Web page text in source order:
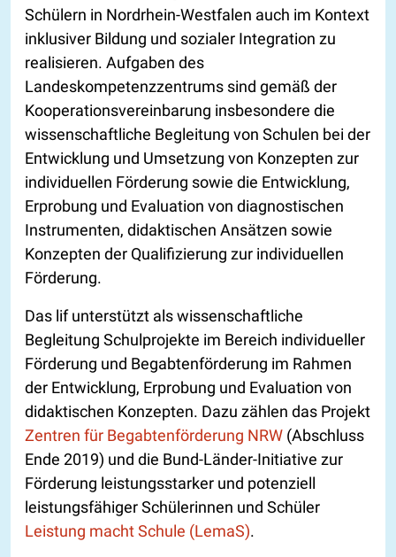
Schülern in Nordrhein-Westfalen auch im Kontext
inklusiver Bildung und sozialer Integration zu
realisieren. Aufgaben des
Landeskompetenzzentrums sind gemäß der
Kooperationsvereinbarung insbesondere die
wissenschaftliche Begleitung von Schulen bei der
Entwicklung und Umsetzung von Konzepten zur
individuellen Förderung sowie die Entwicklung,
Erprobung und Evaluation von diagnostischen
Instrumenten, didaktischen Ansätzen sowie
Konzepten der Qualifizierung zur individuellen
Förderung.
Das lif unterstützt als wissenschaftliche
Begleitung Schulprojekte im Bereich individueller
Förderung und Begabtenförderung im Rahmen
der Entwicklung, Erprobung und Evaluation von
didaktischen Konzepten. Dazu zählen das Projekt
Zentren für Begabtenförderung NRW (Abschluss
Ende 2019) und die Bund-Länder-Initiative zur
Förderung leistungsstarker und potenziell
leistungsfähiger Schülerinnen und Schüler
Leistung macht Schule (LemaS).